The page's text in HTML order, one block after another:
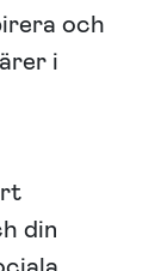
och
i
din